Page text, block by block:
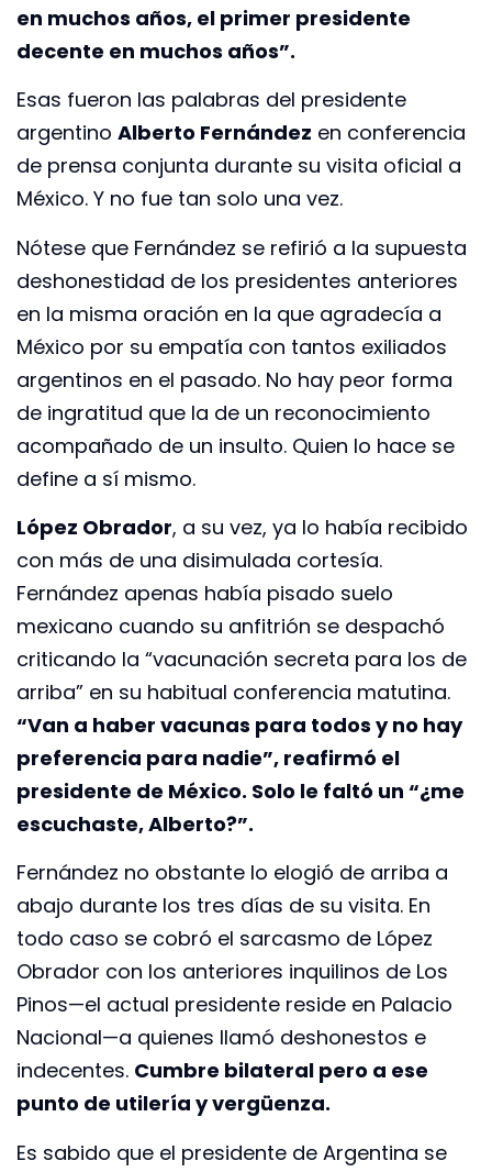
en muchos años, el primer presidente
decente en muchos años”.
Esas fueron las palabras del presidente
argentino Alberto Fernández en conferencia
de prensa conjunta durante su visita oficial a
México. Y no fue tan solo una vez.
Nótese que Fernández se refirió a la supuesta
deshonestidad de los presidentes anteriores
en la misma oración en la que agradecía a
México por su empatía con tantos exiliados
argentinos en el pasado. No hay peor forma
de ingratitud que la de un reconocimiento
acompañado de un insulto. Quien lo hace se
define a sí mismo.
López Obrador, a su vez, ya lo había recibido
con más de una disimulada cortesía.
Fernández apenas había pisado suelo
mexicano cuando su anfitrión se despachó
criticando la “vacunación secreta para los de
arriba” en su habitual conferencia matutina.
“Van a haber vacunas para todos y no hay
preferencia para nadie”, reafirmó el
presidente de México. Solo le faltó un “¿me
escuchaste, Alberto?”.
Fernández no obstante lo elogió de arriba a
abajo durante los tres días de su visita. En
todo caso se cobró el sarcasmo de López
Obrador con los anteriores inquilinos de Los
Pinos—el actual presidente reside en Palacio
Nacional—a quienes llamó deshonestos e
indecentes. Cumbre bilateral pero a ese
punto de utilería y vergüenza.
Es sabido que el presidente de Argentina se